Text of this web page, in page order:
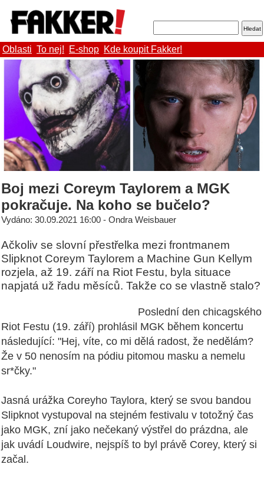
Oblasti To nej! E-shop Kde koupit Fakker!
Boj mezi Coreym Taylorem a MGK
pokračuje. Na koho se bučelo?
Vydáno: 30.09.2021 16:00 - Ondra Weisbauer
Ačkoliv se slovní přestřelka mezi frontmanem
Slipknot Coreym Taylorem a Machine Gun Kellym
rozjela, až 19. září na Riot Festu, byla situace
napjatá už řadu měsíců. Takže co se vlastně stalo?
Poslední den chicagského
Riot Festu (19. září) prohlásil MGK během koncertu
následující: "Hej, víte, co mi dělá radost, že nedělám?
Že v 50 nenosím na pódiu pitomou masku a nemelu
sr*čky."
Jasná urážka Coreyho Taylora, který se svou bandou
Slipknot vystupoval na stejném festivalu v totožný čas
jako MGK, zní jako nečekaný výstřel do prázdna, ale
jak uvádí Loudwire, nejspíš to byl právě Corey, který si
začal.